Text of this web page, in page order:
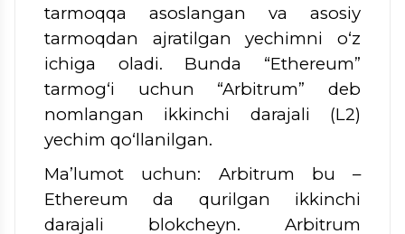
tarmoqqa asoslangan va asosiy
tarmoqdan ajratilgan yechimni o‘z
ichiga oladi. Bunda “Ethereum”
tarmog‘i uchun “Arbitrum” deb
nomlangan ikkinchi darajali (L2)
yechim qo‘llanilgan.
Ma’lumot uchun: Arbitrum bu –
Ethereum da qurilgan ikkinchi
darajali blokcheyn. Arbitrum